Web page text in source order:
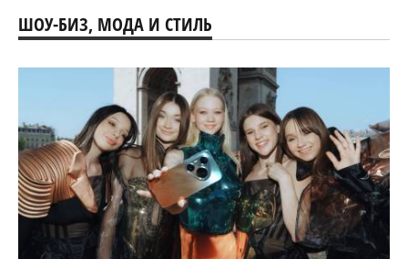
ШОУ-БИЗ, МОДА И СТИЛЬ